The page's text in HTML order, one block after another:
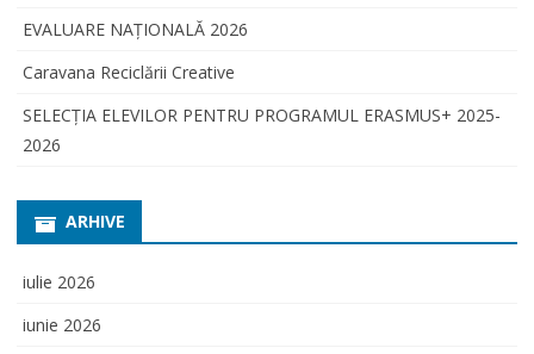
EVALUARE NAŢIONALĂ 2026
Caravana Reciclării Creative
SELECŢIA ELEVILOR PENTRU PROGRAMUL ERASMUS+ 2025-
2026
ARHIVE
iulie 2026
iunie 2026